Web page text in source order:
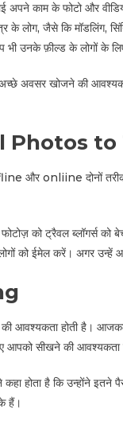
काम के फोटो और
लोग, जैसे कि मॉडलिंग,
भी उनके फ़ील्ड के लोगों के
अवसर खोजने की
Photos
और onliine दोनों
को ट्रैवल ब्लॉगर्स
को ईमेल करें। अगर
आवश्यकता होती है।
आपको सीखने की
कहा होता है कि उन्होंने
हैं।